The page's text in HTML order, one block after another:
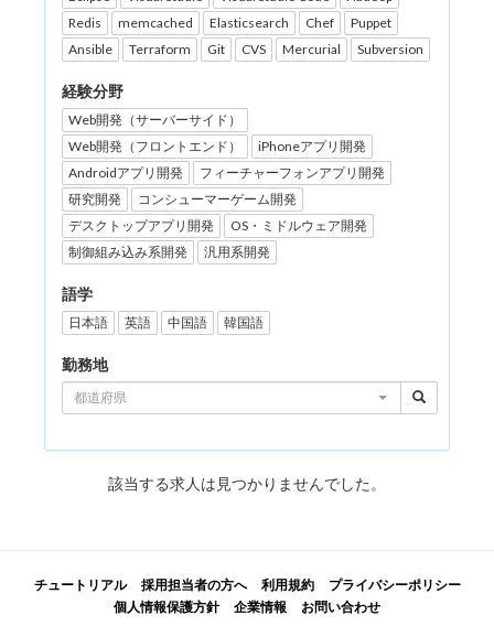
Redis
memcached Elasticsearch Chef
Puppet
Ansible
Terraform Git CVS Mercurial Subversion
経験分野
Web開発（サーバーサイド）
Web開発（フロントエンド）
iPhoneアプリ開発
Androidアプリ開発
フィーチャーフォンアプリ開発
研究開発
コンシューマーゲーム開発
デスクトップアプリ開発
OS・ミドルウェア開発
制御組み込み系開発
汎用系開発
語学
日本語 英語 中国語 韓国語
勤務地
都道府県
該当する求人は見つかりませんでした。
チュートリアル 採用担当者の方へ 利用規約
プライバシーポリシー
個人情報保護方針
企業情報 お問い合わせ